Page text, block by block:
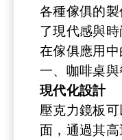
各種傢俱的
了現代感與
在傢俱應用中
一、咖啡桌與
現代化設計
壓克力鏡板
面，通過其